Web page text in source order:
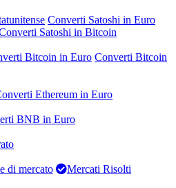
Converti Satoshi in Euro
Satoshi in Bitcoin
Bitcoin in Euro Converti Bitcoin
Ethereum in Euro
BNB in Euro
di mercato
Mercati Risolti